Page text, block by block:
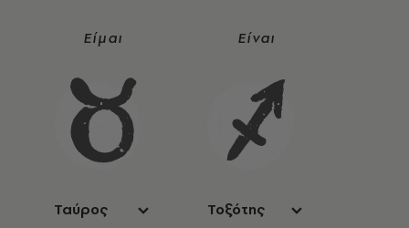
Είμαι
Ταύρος
Είναι
Τοξότης